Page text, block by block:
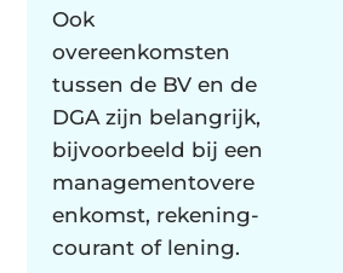
Ook
overeenkomsten
tussen de BV en de
DGA zijn belangrijk,
bijvoorbeeld bij een
managementovere
enkomst, rekening-
courant of lening.